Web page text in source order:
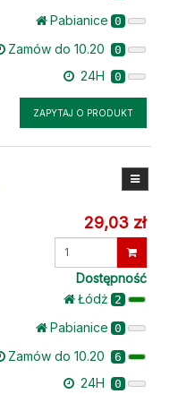
Pabianice 0
Zamów do 10.20 0
24H 0
ZAPYTAJ O PRODUKT
29,03 zł
Wprowadź
Dostępność
Łódż 2
Pabianice 0
Zamów do 10.20 6
24H 0